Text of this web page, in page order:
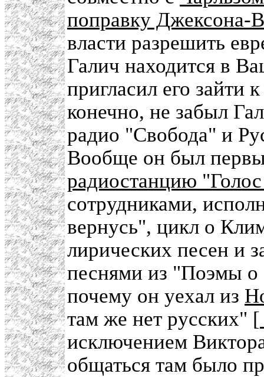
поправку Джексона-
власти разрешить
Галич находится в
пригласил его зайти
конечно, не забыл
радио "Свобода" и
Вообще он был
радиостанцию
сотрудниками,
вернусь", цикл о
лирических песен и
песнями из "Поэмы о
почему он уехал из
там же нет русских" [
исключением
общаться там было